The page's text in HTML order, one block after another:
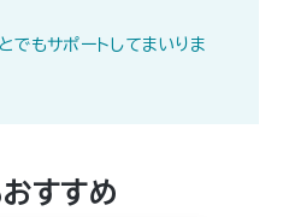
でもサポートしてまいりま
すすめ